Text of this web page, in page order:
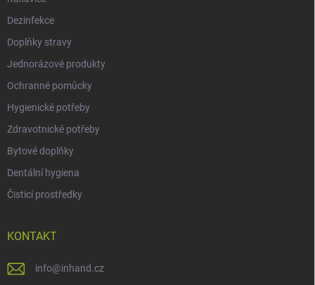
Dezinfekce
Doplňky stravy
Jednorázové produkty
Ochranné pomůcky
Hygienické potřeby
Zdravotnické potřeby
Bytové doplňky
Dentální hygiena
Čisticí prostředky
KONTAKT
info@inhand.cz